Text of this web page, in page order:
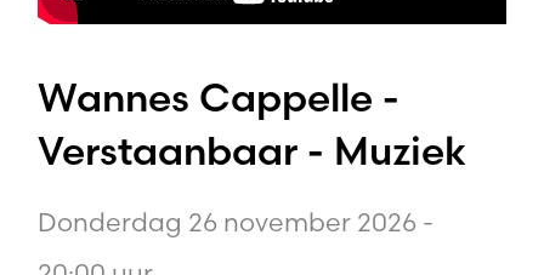
Wannes Cappelle -
Verstaanbaar - Muziek
Donderdag 26 november 2026 -